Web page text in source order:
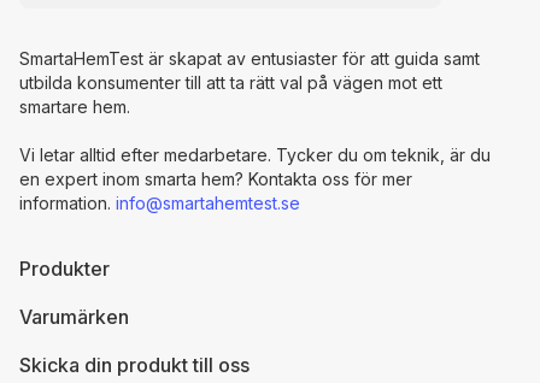
Produkter
Varumärken
Skicka din produkt till oss
SmartaHemTest är skapat av entusiaster för att guida samt
utbilda konsumenter till att ta rätt val på vägen mot ett
smartare hem.
Vi letar alltid efter medarbetare. Tycker du om teknik, är du
en expert inom smarta hem? Kontakta oss för mer
information. info@smartahemtest.se